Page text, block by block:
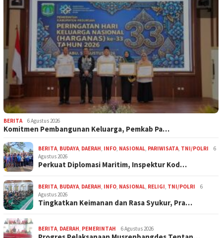
BERITA 6 Agustus 2026
Komitmen Pembangunan Keluarga, Pemkab Pa…
BERITA BUDAYA DAERAH INFO NASIONAL PARIWISATA TNI/POLRI
6
Agustus 2026
Perkuat Diplomasi Maritim, Inspektur Kod…
BERITA BUDAYA DAERAH INFO NASIONAL RELIGI TNI/POLRI
6
Agustus 2026
Tingkatkan Keimanan dan Rasa Syukur, Pra…
BERITA DAERAH PEMERINTAH 6 Agustus 2026